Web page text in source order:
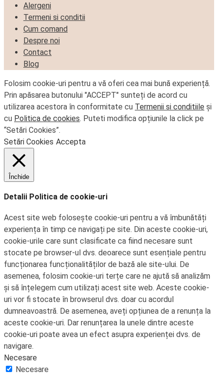
Alergeni
Termeni si conditii
Cum comand
Despre noi
Contact
Blog
Folosim cookie-uri pentru a vă oferi cea mai bună experiență.
Prin apăsarea butonului "ACCEPT" sunteți de acord cu
utilizarea acestora în conformitate cu Termenii si conditiile și
cu Politica de cookies. Puteti modifica opțiunile la click pe
“Setări Cookies”.
Setări Cookies Accepta
Închide
Detalii Politica de cookie-uri
Acest site web folosește cookie-uri pentru a vă îmbunătăți
experiența în timp ce navigați pe site. Din aceste cookie-uri,
cookie-urile care sunt clasificate ca fiind necesare sunt
stocate pe browser-ul dvs. deoarece sunt esențiale pentru
funcționarea funcționalităților de bază ale site-ului. De
asemenea, folosim cookie-uri terțe care ne ajută să analizăm
și să înțelegem cum utilizați acest site web. Aceste cookie-
uri vor fi stocate în browserul dvs. doar cu acordul
dumneavoastră. De asemenea, aveți opțiunea de a renunța la
aceste cookie-uri. Dar renunțarea la unele dintre aceste
cookie-uri poate avea un efect asupra experienței dvs. de
navigare.
Necesare
Necesare